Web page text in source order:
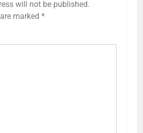
will not be published.
marked *